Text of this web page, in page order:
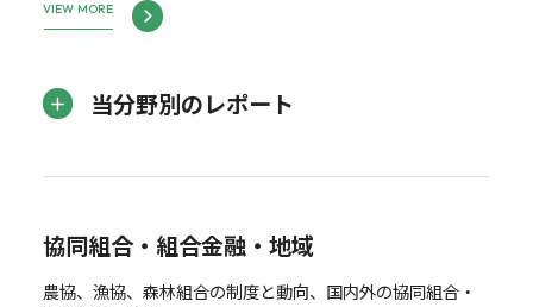
VIEW MORE
当分野別のレポート
協同組合・組合金融・地域
農協、漁協、森林組合の制度と動向、国内外の協同組合・